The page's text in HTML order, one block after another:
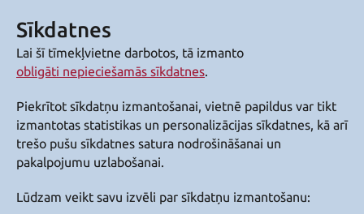
Sīkdatnes
Lai šī tīmekļvietne darbotos, tā izmanto
obligāti nepieciešamās sīkdatnes.
Piekrītot sīkdatņu izmantošanai, vietnē papildus var tikt
izmantotas statistikas un personalizācijas sīkdatnes, kā arī
trešo pušu sīkdatnes satura nodrošināšanai un
pakalpojumu uzlabošanai.
Lūdzam veikt savu izvēli par sīkdatņu izmantošanu: